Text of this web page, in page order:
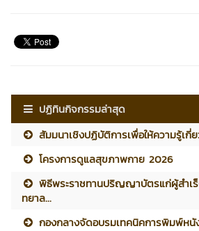
ปฏิทินกิจกรรมล่าสุด
สัมมนาเชิงปฏิบัติการเพื่อให้ความรู้เกี่
โครงการดูแลสุขภาพกาย 2026
พิธีพระราชทานปริญญาบัตรแก่ผู้สำเ
ทยาล...
กองกลางจัดอบรมเทคนิคการพิมพ์หนั